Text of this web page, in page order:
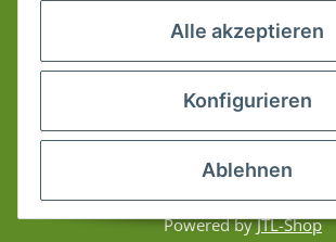
* Alle Preise inkl. gesetzlicher USt.,
©
Powered byJTL-Shop
Alle akzeptieren
Konfigurieren
Ablehnen